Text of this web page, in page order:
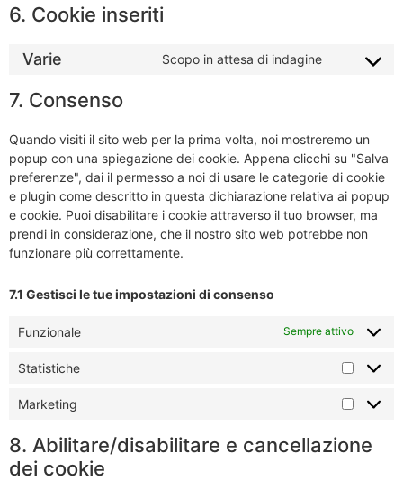
6. Cookie inseriti
Varie Scopo in attesa di indagine
7. Consenso
Quando visiti il sito web per la prima volta, noi mostreremo un
popup con una spiegazione dei cookie. Appena clicchi su "Salva
preferenze", dai il permesso a noi di usare le categorie di cookie
e plugin come descritto in questa dichiarazione relativa ai popup
e cookie. Puoi disabilitare i cookie attraverso il tuo browser, ma
prendi in considerazione, che il nostro sito web potrebbe non
funzionare più correttamente.
7.1 Gestisci le tue impostazioni di consenso
Funzionale Sempre attivo
Statistiche
Marketing
8. Abilitare/disabilitare e cancellazione
dei cookie